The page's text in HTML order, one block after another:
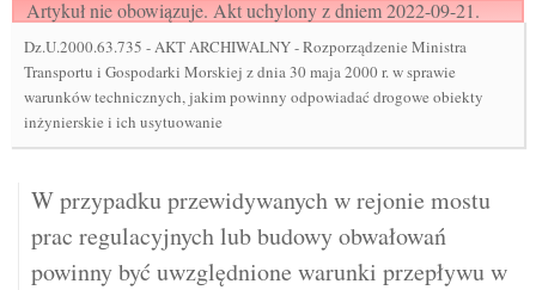
Artykuł nie obowiązuje. Akt uchylony z dniem 2022-09-21.
Dz.U.2000.63.735 -AKT ARCHIWALNY - Rozporządzenie Ministra
Transportu i Gospodarki Morskiej z dnia 30 maja 2000 r. w sprawie
warunków technicznych, jakim powinny odpowiadać drogowe obiekty
inżynierskie i ich usytuowanie
W przypadku przewidywanych w rejonie mostu
prac regulacyjnych lub budowy obwałowań
powinny być uwzględnione warunki przepływu w